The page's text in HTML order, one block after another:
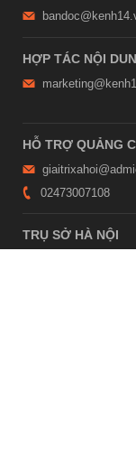
HỢP TÁC NỘI
HỖ TRỢ QUẢNG
02473007108
TRỤ SỞ HÀ NỘI